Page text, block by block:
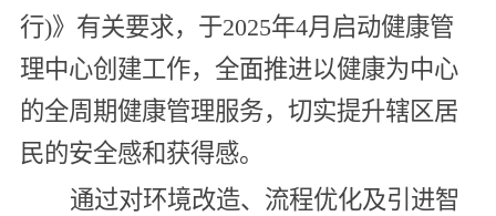
行)》有关要求，于2025年4月启动健康管
理中心创建工作，全面推进以健康为中心
的全周期健康管理服务，切实提升辖区居
民的安全感和获得感。
通过对环境改造、流程优化及引进智